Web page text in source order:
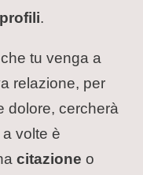
.
tu venga a
relazione, per
dolore, cercherà
volte è
citazione o